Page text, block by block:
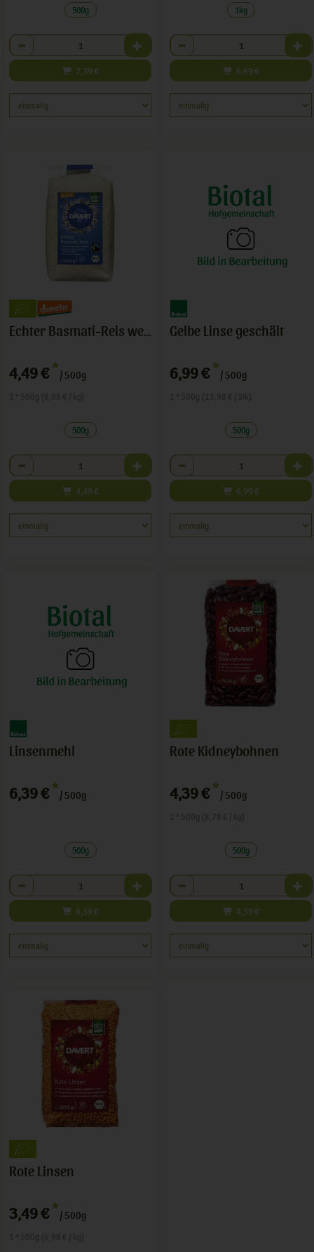
500g
Anzahl
7,39 €
1kg
Anzahl
6,69 €
Echter Basmati-Reis weiß
4,49 € */ 500g
500g
Anzahl
4,49 €
Gelbe Linse geschält
6,99 € */ 500g
500g
Anzahl
6,99 €
Linsenmehl
6,39 € */ 500g
500g
Anzahl
6,39 €
Rote Kidneybohnen
4,39 € */ 500g
500g
Anzahl
4,39 €
Rote Linsen
3,49 € */ 500g